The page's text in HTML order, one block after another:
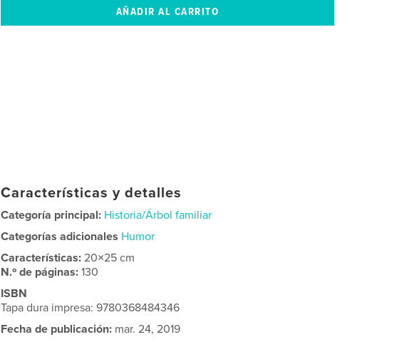
Características y detalles
Categoría principal: Historia/Árbol familiar
Categorías adicionales Humor
Características:20×25 cm
N.º de páginas:130
ISBN
Tapa dura impresa: 9780368484346
Fecha de publicación: mar. 24, 2019